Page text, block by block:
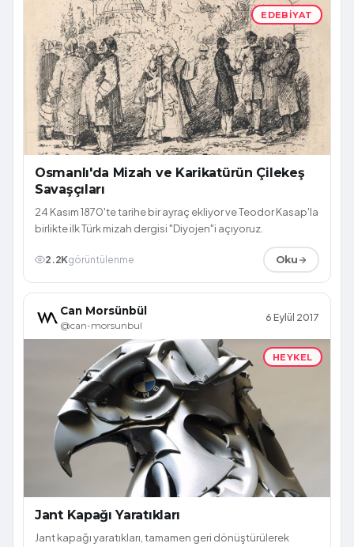
EDEBIYAT
Osmanlı'da Mizah ve Karikatürün Çilekeş
Savaşçıları
24 Kasım 1870'te tarihe bir ayraç ekliyor ve Teodor Kasap'la
birlikte ilk Türk mizah dergisi "Diyojen"i açıyoruz.
2.2Kgörüntülenme Oku
Can Morsünbül
@can-morsunbul
6 Eylül 2017
HEYKEL
Jant Kapağı Yaratıkları
Jant kapağı yaratıkları, tamamen geri dönüştürülerek